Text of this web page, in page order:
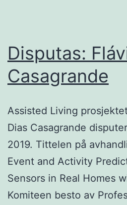
Disputas:
Casagrande
Assisted Living
Dias Casagrande
2019. Tittelen på
Event and Activity
Sensors in Real Homes
Komiteen besto av